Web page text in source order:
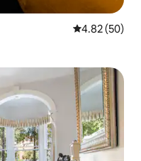
Meánrátáil
4.82 (50)